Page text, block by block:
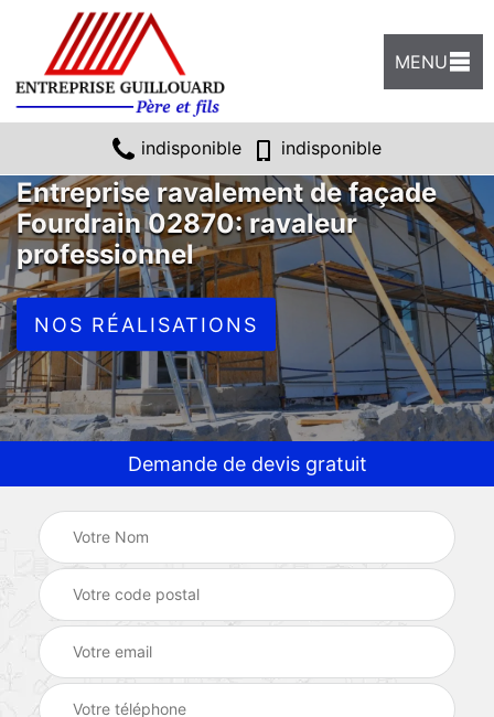
MENU
indisponible indisponible
Entreprise ravalement de façade
Fourdrain 02870: ravaleur
professionnel
NOS RÉALISATIONS
Demande de devis gratuit